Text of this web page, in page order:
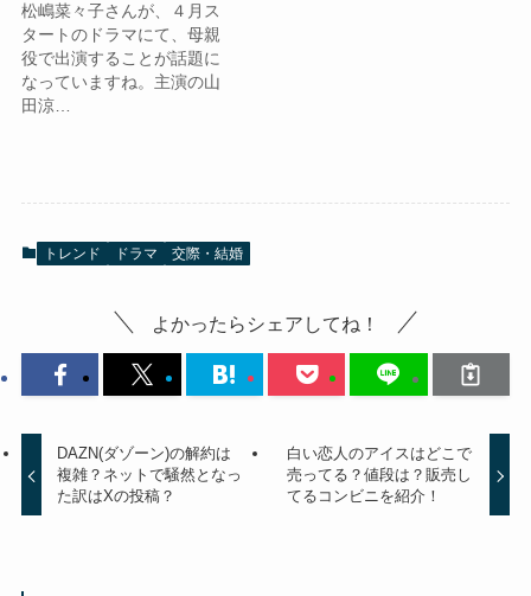
松嶋菜々子さんが、４月ス
タートのドラマにて、母親
役で出演することが話題に
なっていますね。主演の山
田涼…
トレンド ドラマ 交際・結婚
よかったらシェアしてね！
DAZN(ダゾーン)の解約は
複雑？ネットで騒然となっ
た訳はXの投稿？
白い恋人のアイスはどこで
売ってる？値段は？販売し
てるコンビニを紹介！